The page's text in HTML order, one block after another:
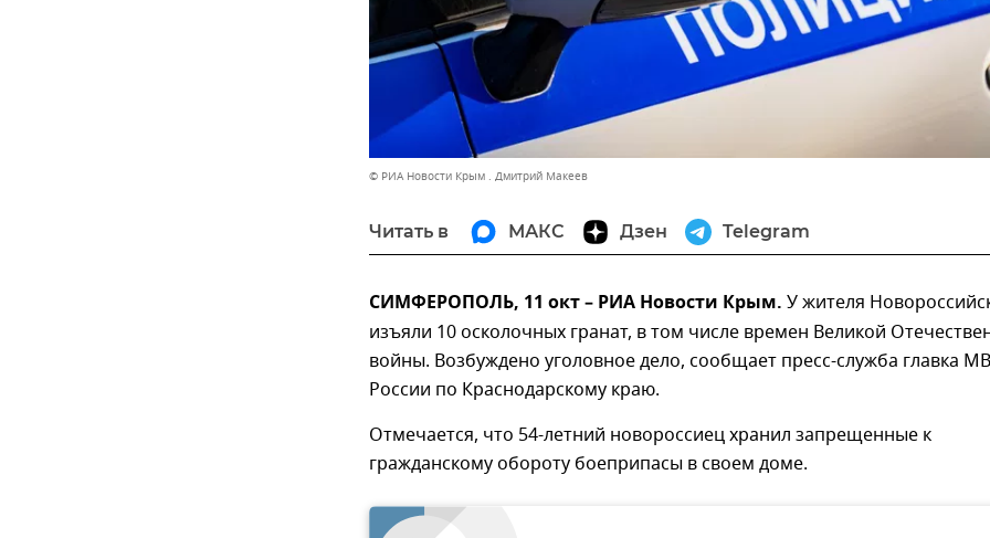
© РИА Новости Крым . Дмитрий Макеев
Читать в МАКС Дзен Telegram
СИМФЕРОПОЛЬ, 11 окт – РИА Новости Крым. У жителя
изъяли 10 осколочных гранат, в том числе времен Великой
войны. Возбуждено уголовное дело, сообщает пресс-служба главка
России по Краснодарскому краю.
Отмечается, что 54-летний новороссиец хранил запрещенные к
гражданскому обороту боеприпасы в своем доме.